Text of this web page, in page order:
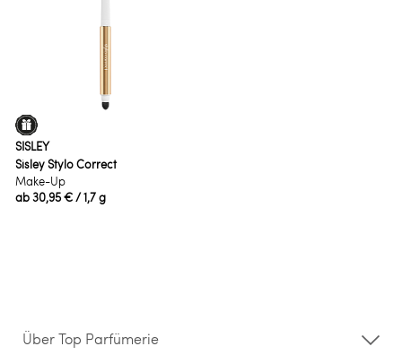
SISLEY
Sisley Stylo Correct
Make-Up
ab30,95 €/ 1,7 g
Über Top Parfümerie